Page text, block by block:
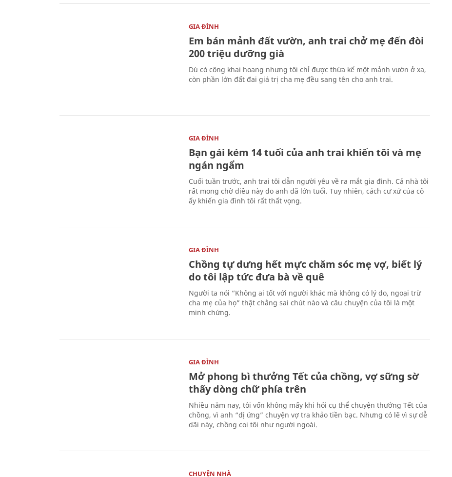
GIA ĐÌNH
Em bán mảnh đất vườn, anh trai chở mẹ đến đòi
200 triệu dưỡng già
Dù có công khai hoang nhưng tôi chỉ được thừa kế một mảnh vườn ở xa,
còn phần lớn đất đai giá trị cha mẹ đều sang tên cho anh trai.
GIA ĐÌNH
Bạn gái kém 14 tuổi của anh trai khiến tôi và mẹ
ngán ngẩm
Cuối tuần trước, anh trai tôi dẫn người yêu về ra mắt gia đình. Cả nhà tôi
rất mong chờ điều này do anh đã lớn tuổi. Tuy nhiên, cách cư xử của cô
ấy khiến gia đình tôi rất thất vọng.
GIA ĐÌNH
Chồng tự dưng hết mực chăm sóc mẹ vợ, biết lý
do tôi lập tức đưa bà về quê
Người ta nói “Không ai tốt với người khác mà không có lý do, ngoại trừ
cha mẹ của họ” thật chẳng sai chút nào và câu chuyện của tôi là một
minh chứng.
GIA ĐÌNH
Mở phong bì thưởng Tết của chồng, vợ sững sờ
thấy dòng chữ phía trên
Nhiều năm nay, tôi vốn không mấy khi hỏi cụ thể chuyện thưởng Tết của
chồng, vì anh “dị ứng” chuyện vợ tra khảo tiền bạc. Nhưng có lẽ vì sự dễ
dãi này, chồng coi tôi như người ngoài.
CHUYỆN NHÀ